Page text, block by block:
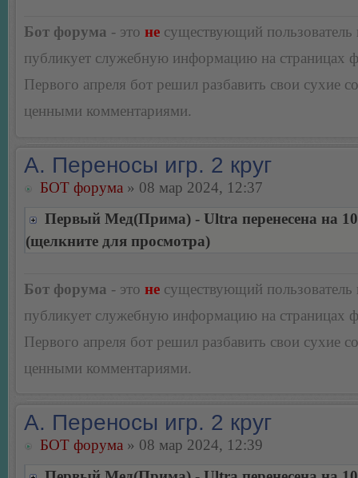
Бот форума - это не существующий пользователь
публикует служебную информацию на страницах
Первого апреля бот решил разбавить свои сухие
ценными комментариями.
А. Переносы игр. 2 круг
БОТ форума » 08 мар 2024, 12:37
Первый Мед(Прима) - Ultra перенесена на
(щелкните для просмотра)
Бот форума - это не существующий пользователь
публикует служебную информацию на страницах
Первого апреля бот решил разбавить свои сухие
ценными комментариями.
А. Переносы игр. 2 круг
БОТ форума » 08 мар 2024, 12:39